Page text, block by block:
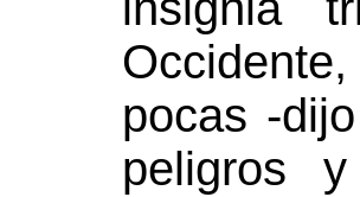
pocas -
peligros